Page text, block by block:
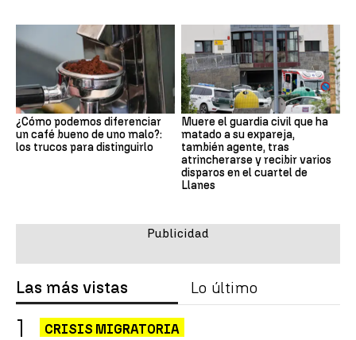
¿Cómo podemos diferenciar
un café bueno de uno malo?:
los trucos para distinguirlo
Muere el guardia civil que ha
matado a su expareja,
también agente, tras
atrincherarse y recibir varios
disparos en el cuartel de
Llanes
Las más vistas Lo último
CRISIS MIGRATORIA